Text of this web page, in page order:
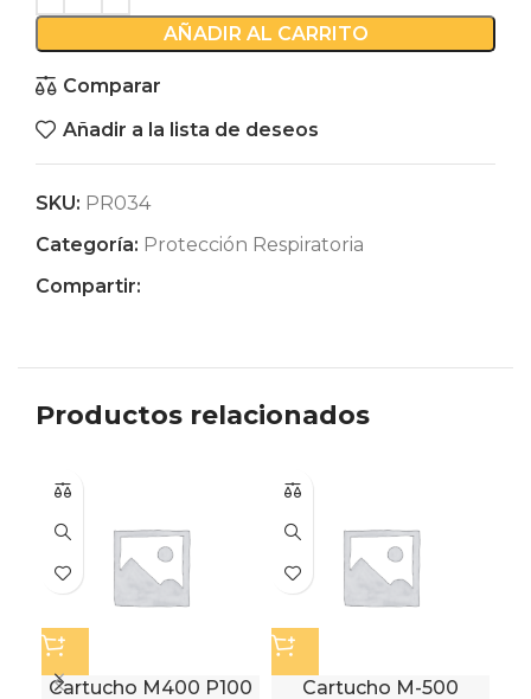
AÑADIR AL CARRITO
Comparar
Añadir a la lista de deseos
SKU: PR034
Categoría: Protección Respiratoria
Compartir:
Productos relacionados
Cartucho M400 P100
Cartucho M-500